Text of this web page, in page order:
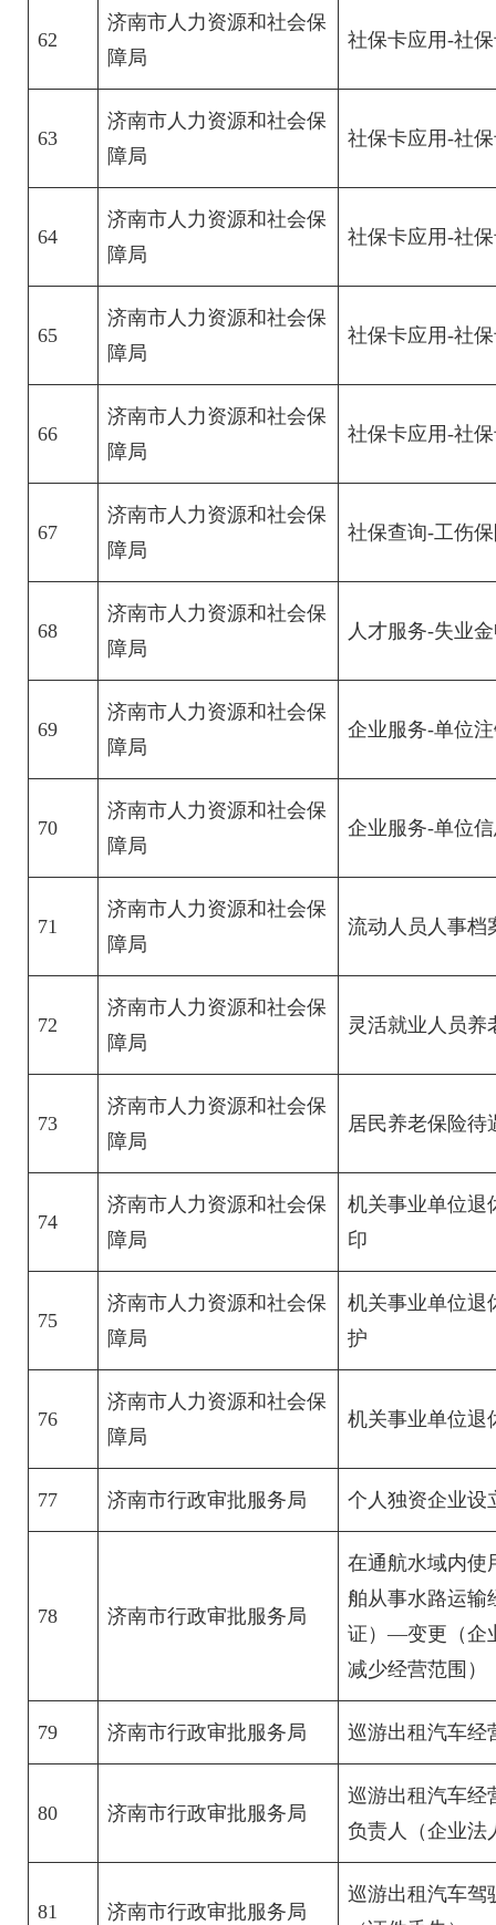
62
济南市人力资源和社会保
障局
社保卡应用-社
63
济南市人力资源和社会保
障局
社保卡应用-社
64
济南市人力资源和社会保
障局
社保卡应用-社
65
济南市人力资源和社会保
障局
社保卡应用-社
66
济南市人力资源和社会保
障局
社保卡应用-社
67
济南市人力资源和社会保
障局
社保查询-工伤
68
济南市人力资源和社会保
障局
人才服务-失业
69
济南市人力资源和社会保
障局
企业服务-单位
70
济南市人力资源和社会保
障局
企业服务-单位
71
济南市人力资源和社会保
障局
流动人员人事档
72
济南市人力资源和社会保
障局
灵活就业人员养
73
济南市人力资源和社会保
障局
居民养老保险待
74
济南市人力资源和社会保
障局
机关事业单位退
印
75
济南市人力资源和社会保
障局
机关事业单位退
护
76
济南市人力资源和社会保
障局
机关事业单位退
77 济南市行政审批服务局 个人独资企业设
78 济南市行政审批服务局
在通航水域内使
舶从事水路运输
证）—变更（企
减少经营范围）
79 济南市行政审批服务局 巡游出租汽车经
80 济南市行政审批服务局
巡游出租汽车经
负责人（企业法
81 济南市行政审批服务局
巡游出租汽车驾